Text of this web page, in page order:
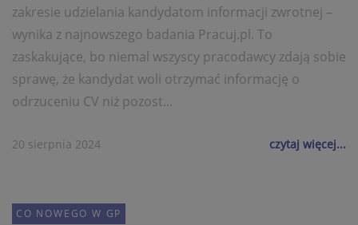
zakresie udzielania kandydatom informacji zwrotnej –
wynika z najnowszego badania Pracuj.pl. To
zaskakujące, bo niemal wszyscy pracodawcy zdają sobie
sprawę, że kandydat woli otrzymać informację o
odrzuceniu CV niż pozost...
20 sierpnia 2024 czytaj więcej...
CO NOWEGO W GP